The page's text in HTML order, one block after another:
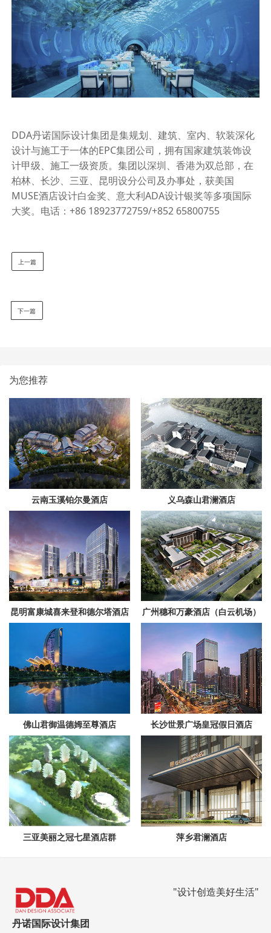
DDA丹诺国际设计集团是集规划、建筑、室内、软装深化
设计与施工于一体的EPC集团公司，拥有国家建筑装饰设
计甲级、施工一级资质。集团以深圳、香港为双总部，在
柏林、长沙、三亚、昆明设分公司及办事处，获美国
MUSE酒店设计白金奖、意大利ADA设计银奖等多项国际
大奖。电话： +86 18923772759/+852 65800755
上一篇
下一篇
为您推荐
云南玉溪铂尔曼酒店 义乌森山君澜酒店
昆明富康城喜来登和德尔塔酒店 广州穗和万豪酒店（白云机场）
佛山君御温德姆至尊酒店 长沙世景广场皇冠假日酒店
三亚美丽之冠七星酒店群 萍乡君澜酒店
"设计创造美好生活"
丹诺国际设计集团